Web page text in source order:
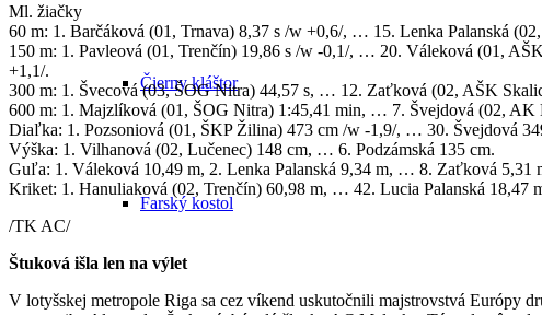
Čierny kláštor
Farský kostol
Ml. žiačky
60 m: 1. Barčáková (01, Trnava) 8,37 s /w +0,6/, … 15. Lenka Palanská
150 m: 1. Pavleová (01, Trenčín) 19,86 s /w -0,1/, … 20. Váleková (01,
+1,1/.
300 m: 1. Švecová (03, ŠOG Nitra) 44,57 s, … 12. Zaťková (02, AŠK
600 m: 1. Majzlíková (01, ŠOG Nitra) 1:45,41 min, … 7. Švejdová (02,
Diaľka: 1. Pozsoniová (01, ŠKP Žilina) 473 cm /w -1,9/, … 30. Švejdová
Výška: 1. Vilhanová (02, Lučenec) 148 cm, … 6. Podzámská 135 cm.
Guľa: 1. Váleková 10,49 m, 2. Lenka Palanská 9,34 m, … 8. Zaťková 5,31
Kriket: 1. Hanuliaková (02, Trenčín) 60,98 m, … 42. Lucia Palanská
/TK AC/
Štuková išla len na výlet
V lotyšskej metropole Riga sa cez víkend uskutočnili majstrovstvá Európy